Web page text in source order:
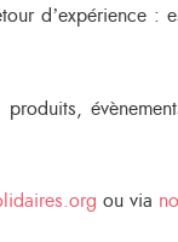
d’expérience :
produits,
ou via